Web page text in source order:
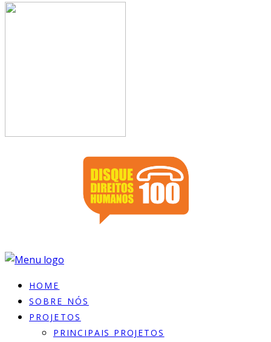
HOME
SOBRE NÓS
PROJETOS
PRINCIPAIS PROJETOS